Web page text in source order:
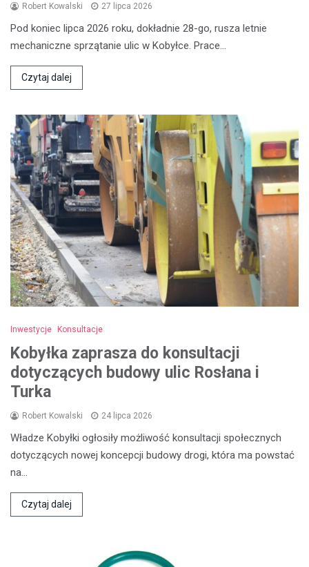
Robert Kowalski 27 lipca 2026
Pod koniec lipca 2026 roku, dokładnie 28-go, rusza letnie
mechaniczne sprzątanie ulic w Kobyłce. Prace…
Czytaj dalej
Inwestycje Konsultacje
Kobyłka zaprasza do konsultacji
dotyczących budowy ulic Rosłana i
Turka
Robert Kowalski 24 lipca 2026
Władze Kobyłki ogłosiły możliwość konsultacji społecznych
dotyczących nowej koncepcji budowy drogi, która ma powstać
na…
Czytaj dalej